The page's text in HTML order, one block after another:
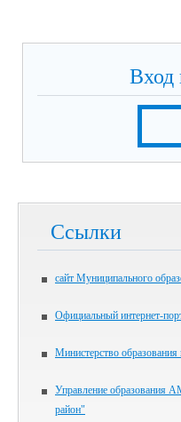
Вход
Ссылки
сайт Муниципального
Официальный интернет-
Министерство образования
Управление образования
район"